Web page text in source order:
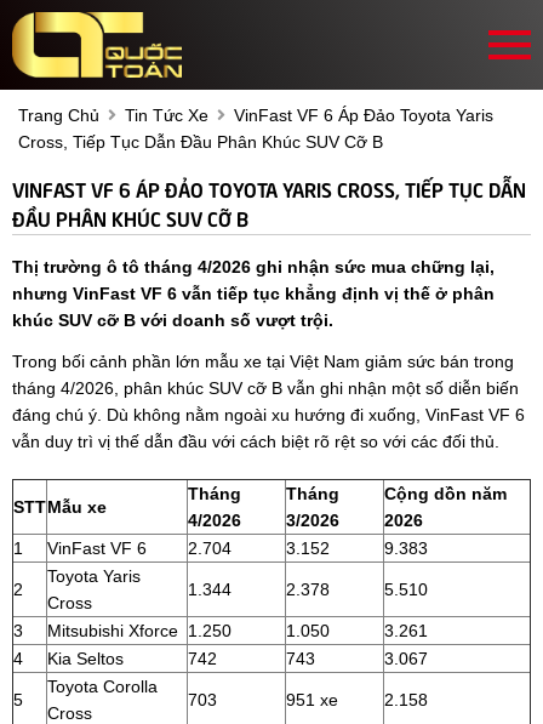
Trang Chủ Tin Tức Xe
VinFast VF 6 Áp Đảo Toyota Yaris
Cross, Tiếp Tục Dẫn Đầu Phân Khúc SUV Cỡ B
VINFAST VF 6 ÁP ĐẢO TOYOTA YARIS CROSS, TIẾP TỤC DẪN
ĐẦU PHÂN KHÚC SUV CỠ B
Thị trường ô tô tháng 4/2026 ghi nhận sức mua chững lại,
nhưng VinFast VF 6 vẫn tiếp tục khẳng định vị thế ở phân
khúc SUV cỡ B với doanh số vượt trội.
Trong bối cảnh phần lớn mẫu xe tại Việt Nam giảm sức bán trong
tháng 4/2026, phân khúc SUV cỡ B vẫn ghi nhận một số diễn biến
đáng chú ý. Dù không nằm ngoài xu hướng đi xuống, VinFast VF 6
vẫn duy trì vị thế dẫn đầu với cách biệt rõ rệt so với các đối thủ.
STTMẫu xe
Tháng
4/2026
Tháng
3/2026
Cộng dồn năm
2026
1
VinFast VF 6 2.704 3.152 9.383
2
Toyota Yaris
Cross
1.344 2.378 5.510
3 Mitsubishi Xforce 1.250 1.050
3.261
4
Kia Seltos 742 743 3.067
5
Toyota Corolla
Cross
703 951 xe 2.158